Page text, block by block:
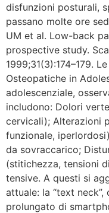
disfunzioni posturali,
passano molte ore
UM et al. Low-back
prospective study.
1999;31(3):174–179.
Osteopatiche in
adolescenziale,
includono: Dolori
cervicali); Alterazioni
funzionale,
da sovraccarico;
(stitichezza, tensioni
tensive. A questi si
attuale: la “text
prolungato di